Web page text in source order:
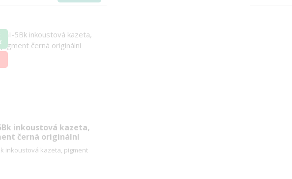
inkoustová kazeta,
černá originální
inkoustová kazeta, pigment